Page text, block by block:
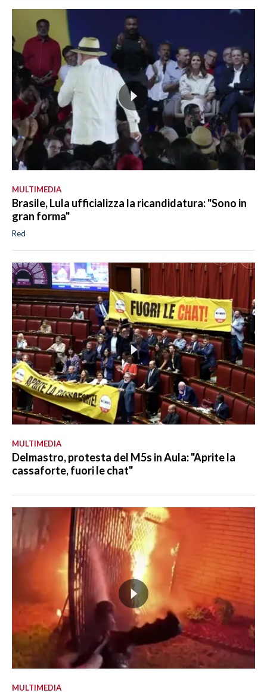
MULTIMEDIA
Brasile, Lula ufficializza la ricandidatura: "Sono in
gran forma"
Red
MULTIMEDIA
Delmastro, protesta del M5s in Aula: "Aprite la
cassaforte, fuori le chat"
MULTIMEDIA